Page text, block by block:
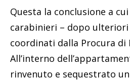
Questa la conclusione a
carabinieri – dopo
coordinati dalla Procura di
All’interno
rinvenuto e sequestrato